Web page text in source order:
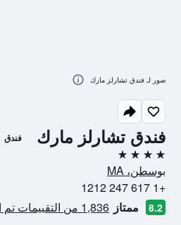
فندق تشارلز مارك فندق
4 نجوم
بوسطن، MA
+1 617 247 1212
8.2 ممتاز 1,836 من التقييمات تم التحقق منها
صور لـ فندق تشارلز مارك